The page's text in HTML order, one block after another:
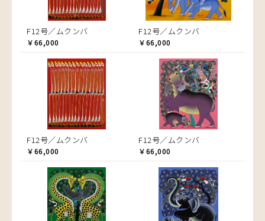
F12号／ムクンバ
￥66,000
F12号／ムクンバ
￥66,000
F12号／ムクンバ
￥66,000
F12号／ムクンバ
￥66,000